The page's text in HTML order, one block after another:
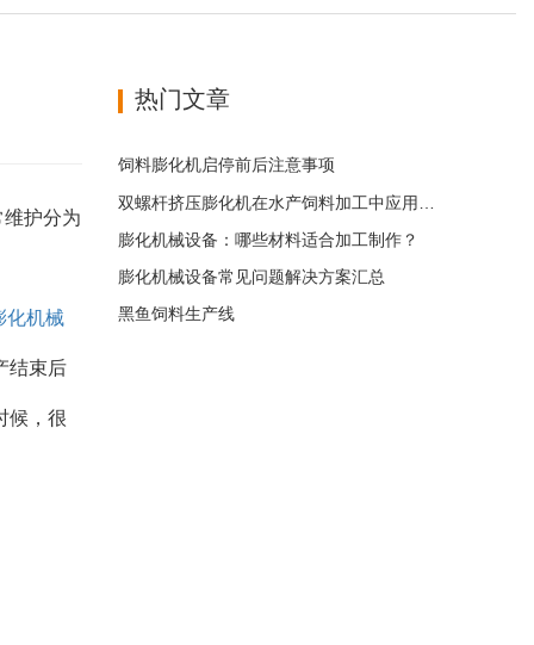
护分为
化机械
结束后
候，很
热门文章
饲料膨化机启停前后注意事项
膨化机械设备：哪些材料适合加工制作？
膨化机械设备常见问题解决方案汇总
黑鱼饲料生产线